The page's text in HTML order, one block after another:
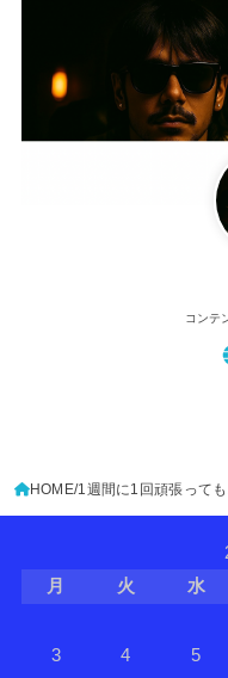
コンテ
HOME 1週間に1回頑張って
月
火 水
3
4 5